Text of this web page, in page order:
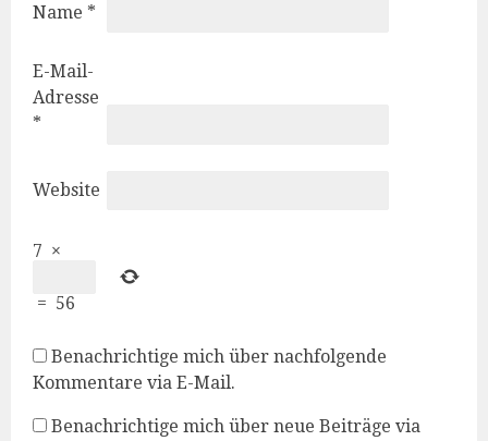
Name *
E-Mail-
Adresse
*
Website
7 ×
= 56
Benachrichtige mich über nachfolgende
Kommentare via E-Mail.
Benachrichtige mich über neue Beiträge via